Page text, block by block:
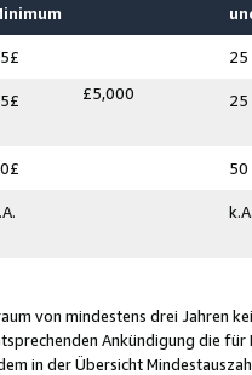
25
£5,000 25
50
von mindestens drei Jahren
Ankündigung die
in der Übersicht